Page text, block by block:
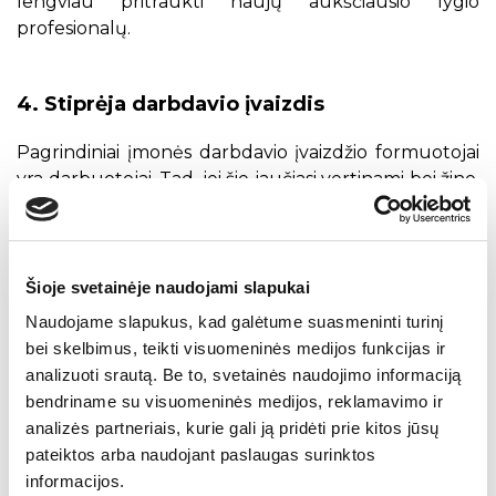
Šioje svetainėje naudojami slapukai
Naudojame slapukus, kad galėtume suasmeninti turinį
bei skelbimus, teikti visuomeninės medijos funkcijas ir
analizuoti srautą. Be to, svetainės naudojimo informaciją
bendriname su visuomeninės medijos, reklamavimo ir
analizės partneriais, kurie gali ją pridėti prie kitos jūsų
pateiktos arba naudojant paslaugas surinktos
informacijos.
profesionalų.
4. Stiprėja darbdavio įvaizdis
Pagrindiniai įmonės darbdavio įvaizdžio formuotojai
yra darbuotojai. Tad, jei šie jaučiasi vertinami bei žino,
kad į juos investuojama, jie gerokai labiau linkę
dalyvauja konferencijose, parodose ir kituose
renginiuose, taip stiprindami
darbdavio įvaizdį
Stiprus darbdavio įvaizdis yra reikšminga prekės
ženklo reputacijos dedamoji, lemianti prekės ženklo
patrauklumą klientams ir partneriams. Tai
pagrindinis veiksnys, formuojantis įmonės kultūrą,
išskiriantis įmonę iš konkurentų ir leidžiantis išlaikyti
bei pritraukti geriausius savo